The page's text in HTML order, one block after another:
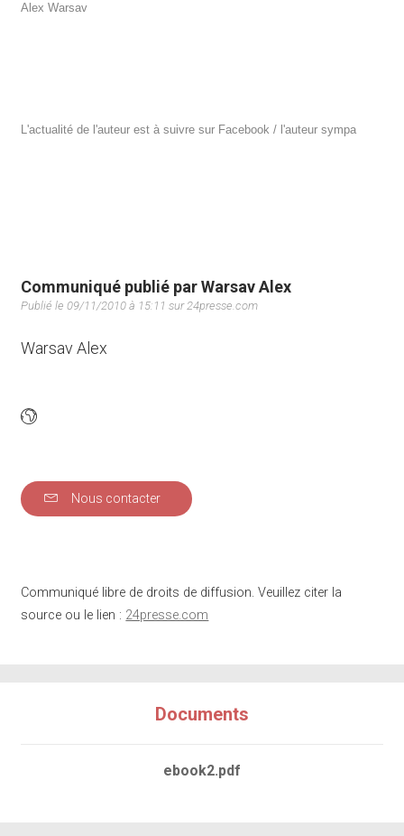
Alex Warsav
L'actualité de l'auteur est à suivre sur Facebook / l'auteur sympa
Communiqué publié par Warsav Alex
Publié le 09/11/2010 à 15:11 sur 24presse.com
Warsav Alex
Nous contacter
Communiqué libre de droits de diffusion. Veuillez citer la
source ou le lien : 24presse.com
Documents
ebook2.pdf